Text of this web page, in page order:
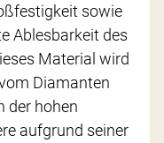
sowie
Ablesbarkeit des
Material wird
Diamanten
der hohen
aufgrund seiner